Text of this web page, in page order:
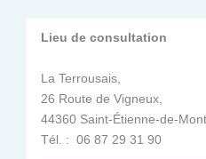
Lieu de consultation
La Terrousais,
26 Route de Vigneux,
44360 Saint-Étienne-de-
Tél. : 06 87 29 31 90